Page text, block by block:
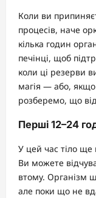
Коли ви
процесів, наче
кілька годин
печінці, щоб
коли ці резерви
магія — або, якщо
розберемо, що
Перші 12–24
У цей час тіло ще
Ви можете
втому. Організм
але поки що не